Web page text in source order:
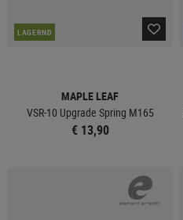
LAGERND
MAPLE LEAF
VSR-10 Upgrade Spring M165
€ 13,90